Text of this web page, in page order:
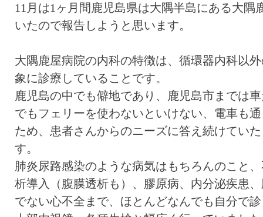
11月は1ヶ月間鹿児島県は大隅半島にある大隅
いたので報告しようと思います。
大隅鹿屋病院の内科の特徴は、循環器内科以
象に診療していることです。
鹿児島の中でも僻地であり、鹿児島市までは
でもフェリーを使わないといけない、電車も
ため、患者さんからのニーズに答え続けてい
す。
肺炎尿路感染のような病気はもちろんのこと
析導入（腹膜透析も）、膠原病、内分泌疾患
でない心不全まで、ほとんどなんでも自分で